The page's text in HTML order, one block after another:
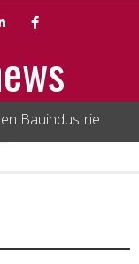
Bauindustrie